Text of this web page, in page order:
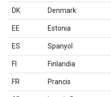
DK Denmark
EE Estonia
ES Spanyol
FI Finlandia
FR Prancis